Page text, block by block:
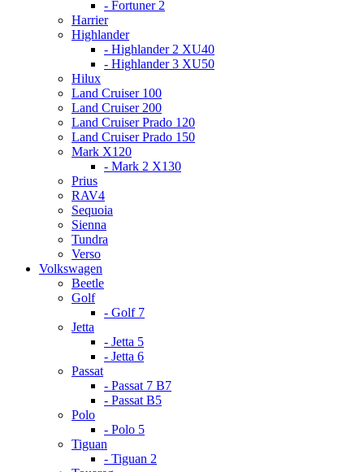
- Fortuner 2
Harrier
Highlander
- Highlander 2 XU40
- Highlander 3 XU50
Hilux
Land Cruiser 100
Land Cruiser 200
Land Cruiser Prado 120
Land Cruiser Prado 150
Mark X120
- Mark 2 X130
Prius
RAV4
Sequoia
Sienna
Tundra
Verso
Volkswagen
Beetle
Golf
- Golf 7
Jetta
- Jetta 5
- Jetta 6
Passat
- Passat 7 B7
- Passat B5
Polo
- Polo 5
Tiguan
- Tiguan 2